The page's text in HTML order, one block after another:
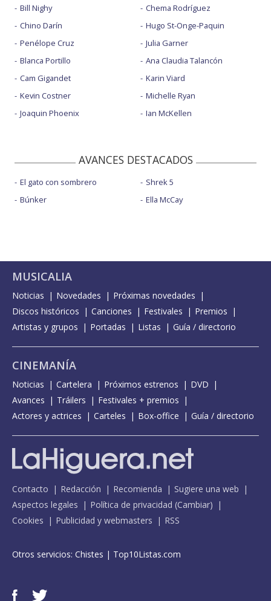
Bill Nighy
Chino Darín
Penélope Cruz
Blanca Portillo
Cam Gigandet
Kevin Costner
Joaquin Phoenix
Chema Rodríguez
Hugo St-Onge-Paquin
Julia Garner
Ana Claudia Talancón
Karin Viard
Michelle Ryan
Ian McKellen
AVANCES DESTACADOS
El gato con sombrero
Búnker
Shrek 5
Ella McCay
MUSICALIA
Noticias Novedades
Próximas novedades
Discos históricos
Canciones Festivales
Premios
Artistas y grupos
Portadas Listas Guía / directorio
CINEMANÍA
Noticias Cartelera Próximos estrenos
DVD
Avances
Tráilers
Festivales + premios
Actores y actrices
Carteles Box-office Guía / directorio
Contacto Redacción Recomienda
Sugiere una web
Aspectos legales
Política de privacidad (Cambiar)
Cookies
Publicidad y webmasters RSS
Otros servicios: Chistes | Top10Listas.com